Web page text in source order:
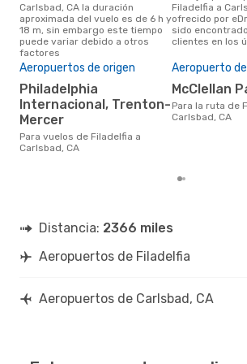
Carlsbad, CA la duración
aproximada del vuelo es de 6 h y
18 m, sin embargo este tiempo
puede variar debido a otros
factores
Filadelfia a
ofrecido por
sido
clientes en los
Aeropuertos de origen
Philadelphia
Internacional, Trenton-
Mercer
Para vuelos de Filadelfia a
Carlsbad, CA
Aeropuerto
McClellan
Para la ruta de Filadelfia a
Carlsbad, CA
Distancia: 2366 miles
Aeropuertos de Filadelfia
Aeropuertos de Carlsbad, CA